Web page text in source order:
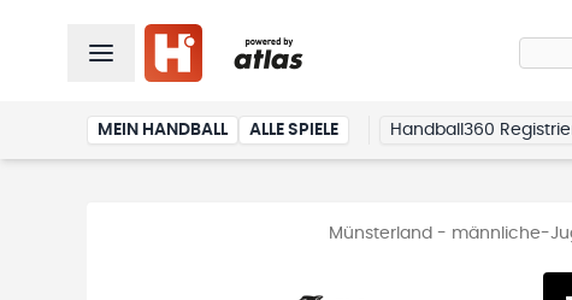
MEIN HANDBALL ALLE SPIELE Handball360
Münsterland - männliche-